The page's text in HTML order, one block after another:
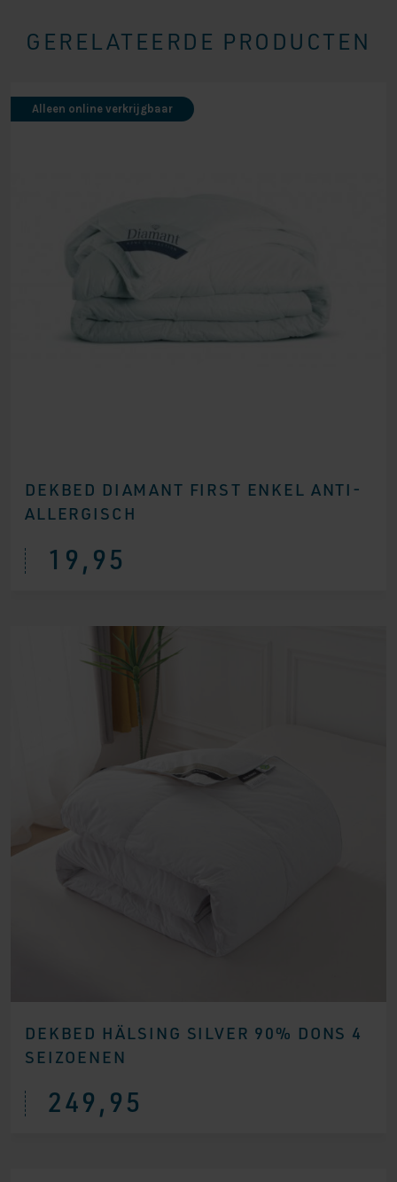
GERELATEERDE PRODUCTEN
DEKBED DIAMANT FIRST ENKEL ANTI-
ALLERGISCH
Alleen online verkrijgbaar
19,95
DEKBED HÄLSING SILVER 90% DONS 4
SEIZOENEN
249,95